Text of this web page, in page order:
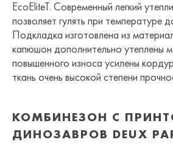
EcoEliteT. Современный легкий
позволяет гулять при температуре
Подкладка изготовлена из
капюшон дополнительно утеплены
повышенного износа усилены
ткань очень высокой степени
КОМБИНЕЗОН С
ДИНОЗАВРОВ DEUX